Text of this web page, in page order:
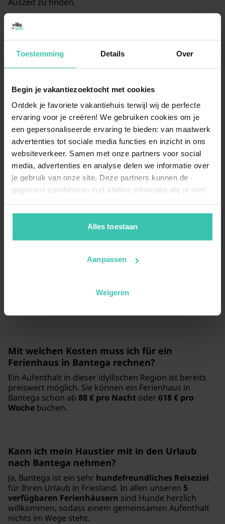
Toestemming Details Over
Begin je vakantiezoektocht met cookies
Ontdek je favoriete vakantiehuis terwijl wij de perfecte
ervaring voor je creëren! We gebruiken cookies om je
een gepersonaliseerde ervaring te bieden: van maatwerk
advertenties tot sociale media functies en inzicht in ons
websiteverkeer. Samen met onze partners voor social
media, advertenties en analyse delen we informatie over
je gebruik van onze site. Deze partners kunnen de
gegevens combineren met andere informatie die je met
van je gebruik van hun diensten. Zo zorgen we ervoor dat
jouw vakantiezoektocht soepel en op maat verloopt!
Alles toestaan
Aanpassen
Weigeren
Weiterlesen
Häufig gestellte Fragen
Welche Arten von Unterkünften bietet Villa
for You in Bantega an?
In Bantega finden Sie vor allemgemütliche Chalets
die sich ideal für einen naturnahen Urlaub eignen. Wir
bieten aktuell 6 Unterkünfte in einem gepflegten
Ferienparkan, die von unseren Experten persönlich
ausgewählt wurden.
Wie werden die Ferienhäuser in Bantega von
Die Unterkünfte in Bantega genießen bei unseren
durchschnittlichen Bewertung von 4.6/5
können Sie sich auf geprüfte
Mit welchen Kosten muss ich für ein
Ferienhaus in Bantega rechnen?
Ein Aufenthalt in dieser idyllischen Region ist bereits
preiswert möglich. Sie können ein Ferienhaus in
Bantega schon ab 88 € pro Nacht oder 618 € pro
Woche buchen.
Kann ich mein Haustier mit in den Urlaub
nach Bantega nehmen?
Ja, Bantega ist ein sehr hundefreundliches Reiseziel
für Ihren Urlaub in Friesland. In allen unseren 5
verfügbaren Ferienhäusern sind Hunde herzlich
willkommen, sodass einem gemeinsamen Aufenthalt
nichts im Wege steht.